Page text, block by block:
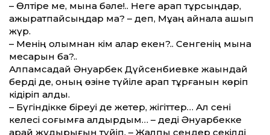
– Өлтіре ме, мына бәле!.. Неге қарап тұрсыңдар,
ажыратпайсыңдар ма? – деп, Мұқаң айнала қашып
жүр.
– Менің қолымнан кім алар екен?.. Сенгенің мына
месқарын ба?..
Алпамсадай Әнуарбек Дүйсенбиевке жақындай
берді де, оның өзіне түйіле қарап тұрғанын көріп
кідіріп қалды.
– Бүгіндікке біреуі де жетер, жігіттер… Ал сені
келесі соғымға қалдырдым… – деді Әнуарбекке
қарай жұдырығын түйіп. – Жалпы сендер секілді